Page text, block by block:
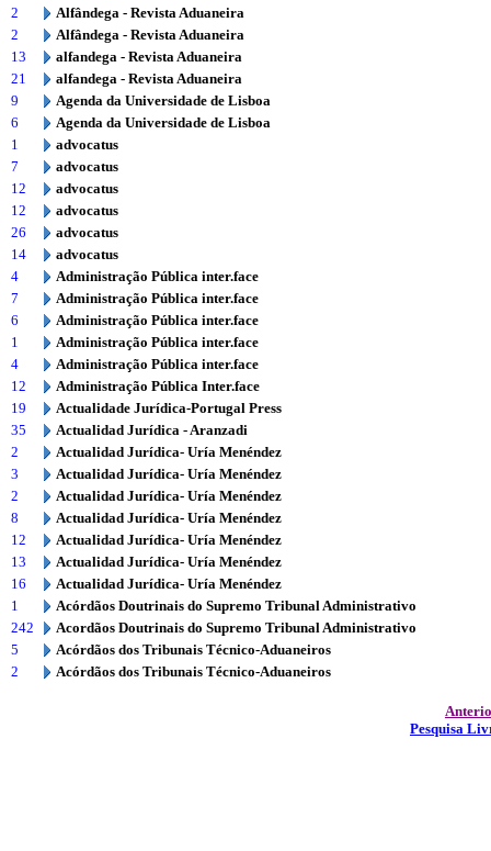
2
Alfândega - Revista Aduaneira
2
Alfândega - Revista Aduaneira
13
alfandega - Revista Aduaneira
21
alfandega - Revista Aduaneira
9
Agenda da Universidade de Lisboa
6
Agenda da Universidade de Lisboa
1
advocatus
7
advocatus
12
advocatus
12
advocatus
26
advocatus
14
advocatus
4
Administração Pública inter.face
7
Administração Pública inter.face
6
Administração Pública inter.face
1
Administração Pública inter.face
4
Administração Pública inter.face
12
Administração Pública Inter.face
19
Actualidade Jurídica-Portugal Press
35
Actualidad Jurídica - Aranzadi
2
Actualidad Jurídica- Uría Menéndez
3
Actualidad Jurídica- Uría Menéndez
2
Actualidad Jurídica- Uría Menéndez
8
Actualidad Jurídica- Uría Menéndez
12
Actualidad Jurídica- Uría Menéndez
13
Actualidad Jurídica- Uría Menéndez
16
Actualidad Jurídica- Uría Menéndez
1
Acórdãos Doutrinais do Supremo Tribunal Administrativo
242
Acordãos Doutrinais do Supremo Tribunal Administrativo
5
Acórdãos dos Tribunais Técnico-Aduaneiros
2
Acórdãos dos Tribunais Técnico-Aduaneiros
Pesquisa